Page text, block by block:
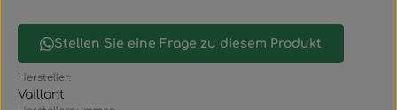
Stellen Sie eine Frage zu diesem Produkt
Hersteller:
Vaillant